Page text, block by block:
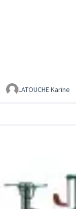
LATOUCHE Karine